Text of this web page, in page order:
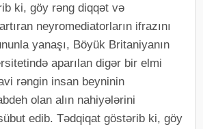
ki, göy rəng diqqət və
neyromediatorların ifrazını
yanaşı, Böyük Britaniyanın
aparılan digər bir elmi
rəngin insan beyninin
olan alın nahiyələrini
edib. Tədqiqat göstərib ki, göy